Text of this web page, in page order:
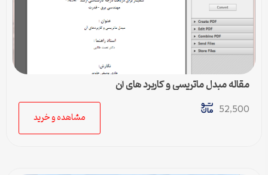
مقاله مبدل ماتریسی و کاربرد های آن
52,500
مشاهده و خرید